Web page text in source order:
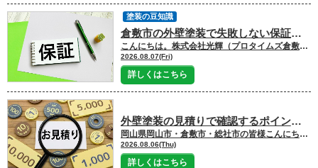
倉敷市の外壁塗装で失敗しない保証の選び方は？｜ 株式会社光輝
こんにちは。株式会社光輝（プロタイムズ倉敷北店）です
2026.08.07(Fri)
詳しくはこちら
塗装の豆知識
外壁塗装の見積りで確認するポイントは？
岡山県岡山市・倉敷市・総社市の皆様こんにちは
2026.08.06(Thu)
詳しくはこちら